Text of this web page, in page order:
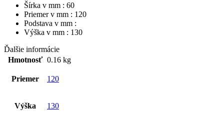
Šírka v mm : 60
Priemer v mm : 120
Podstava v mm :
Výška v mm : 130
Ďalšie informácie
Hmotnosť 0.16 kg
Priemer 120
Výška 130